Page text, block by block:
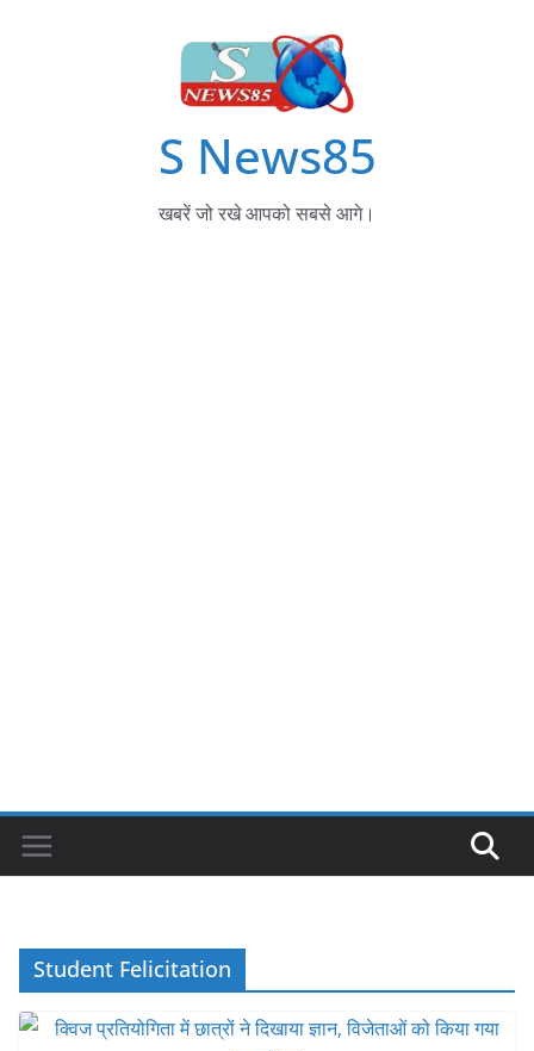
S News85
खबरें जो रखे आपको सबसे आगे।
Student Felicitation